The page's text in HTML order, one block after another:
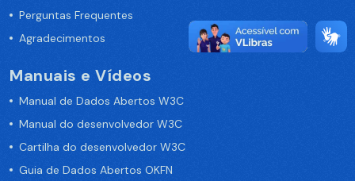
Perguntas Frequentes
Agradecimentos
Manuais e Vídeos
Manual de Dados Abertos W3C
Manual do desenvolvedor W3C
Cartilha do desenvolvedor W3C
Guia de Dados Abertos OKFN